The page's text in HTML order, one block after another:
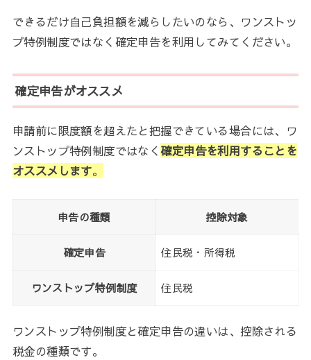
できるだけ自己負担額を減らしたいのなら、ワンストッ
プ特例制度ではなく確定申告を利用してみてください。
確定申告がオススメ
申請前に限度額を超えたと把握できている場合には、ワ
ンストップ特例制度ではなく確定申告を利用することを
オススメします。
申告の種類 控除対象
確定申告 住民税・所得税
ワンストップ特例制度 住民税
ワンストップ特例制度と確定申告の違いは、控除される
税金の種類です。